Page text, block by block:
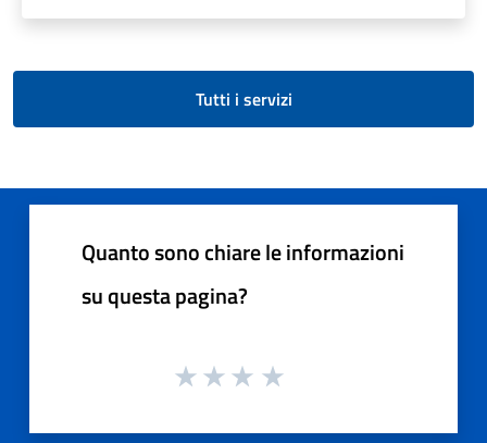
Tutti i servizi
Quanto sono chiare le informazioni
su questa pagina?